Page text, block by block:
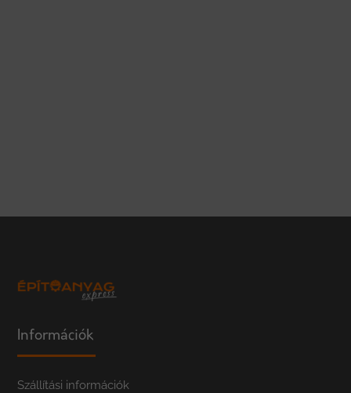
Információk
Szállítási információk